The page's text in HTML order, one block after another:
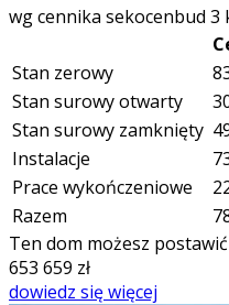
wg cennika sekocenbud 3
Stan zerowy
Stan surowy otwarty
Stan surowy zamknięty
Instalacje
Prace wykończeniowe
Razem
Ten dom możesz
653 659 zł
dowiedz się więcej